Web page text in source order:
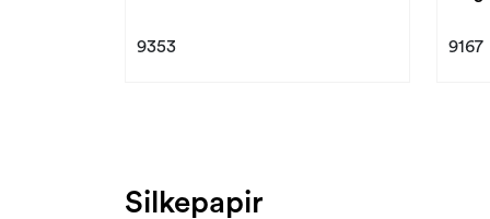
9353 9167
Silkepapir